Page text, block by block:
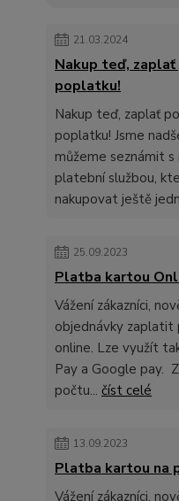
21.03.2024
Nakup teď, zaplať
poplatku!
Nakup teď, zaplať
poplatku! Jsme
můžeme seznámit s
platební službou,
nakupovat ještě
25.09.2023
Platba kartou
Vážení zákazníci,
objednávky zaplatit
online. Lze využít
Pay a Google pay.
počtu... číst celé
13.09.2023
Platba kartou na
Vážení zákazníci,